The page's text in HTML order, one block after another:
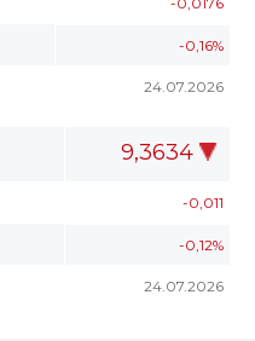
-0,16%
24.07.2026
9,3634
-0,011
-0,12%
24.07.2026